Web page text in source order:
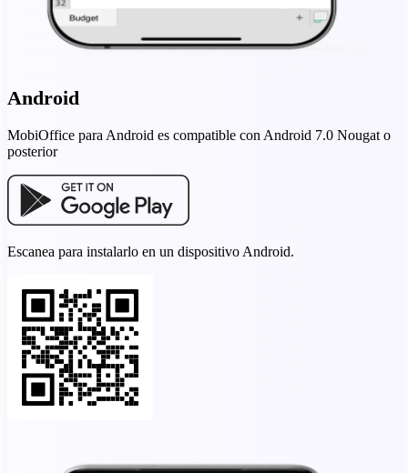
Android
MobiOffice para Android es compatible con Android 7.0 Nougat o
posterior
Escanea para instalarlo en un dispositivo Android.